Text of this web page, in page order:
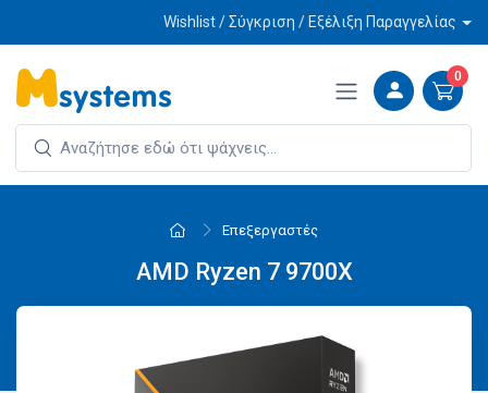
Wishlist / Σύγκριση / Εξέλιξη Παραγγελίας
0
Επεξεργαστές
AMD Ryzen 7 9700X